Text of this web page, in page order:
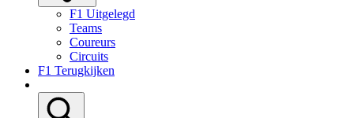
F1 Uitgelegd
Teams
Coureurs
Circuits
F1 Terugkijken